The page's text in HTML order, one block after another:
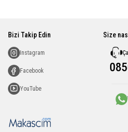
Bizi Takip Edin
Instagram
Facebook
YouTube
Size